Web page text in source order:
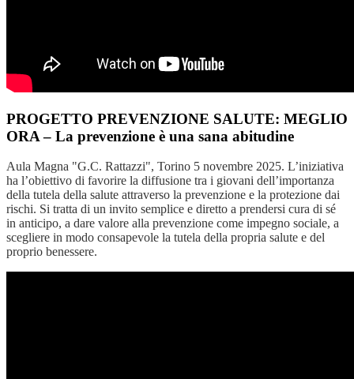
PROGETTO PREVENZIONE SALUTE: MEGLIO
ORA – La prevenzione è una sana abitudine
Aula Magna "G.C. Rattazzi", Torino 5 novembre 2025. L’iniziativa
ha l’obiettivo di favorire la diffusione tra i giovani dell’importanza
della tutela della salute attraverso la prevenzione e la protezione dai
rischi. Si tratta di un invito semplice e diretto a prendersi cura di sé
in anticipo, a dare valore alla prevenzione come impegno sociale, a
scegliere in modo consapevole la tutela della propria salute e del
proprio benessere.